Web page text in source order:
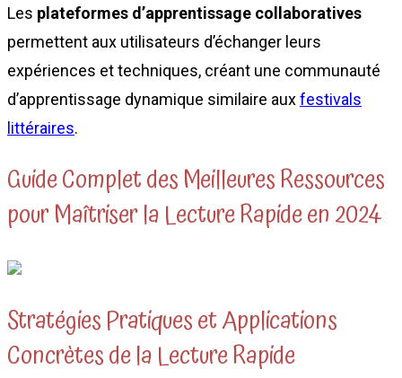
Les plateformes d’apprentissage collaboratives
permettent aux utilisateurs d’échanger leurs
expériences et techniques, créant une communauté
d’apprentissage dynamique similaire auxfestivals
littéraires.
Guide Complet des Meilleures Ressources
pour Maîtriser la Lecture Rapide en 2024
Stratégies Pratiques et Applications
Concrètes de la Lecture Rapide